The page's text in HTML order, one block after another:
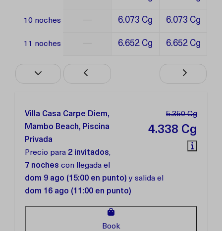
10 noches 6.073 Cg 6.073 Cg
11 noches 6.652 Cg 6.652 Cg
5.350 Cg
4.338 Cg
Villa Casa Carpe Diem,
Mambo Beach, Piscina
Privada
Precio para 2 invitados,
7 noches con llegada el
dom 9 ago (15:00 en punto) y salida el
dom 16 ago (11:00 en punto)
Book